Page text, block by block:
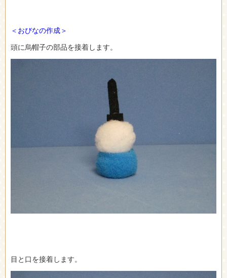
＜おびなの作成＞
頭に烏帽子の部品を接着します。
目と口を接着します。